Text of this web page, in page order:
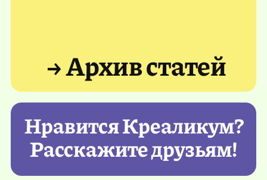
→ Архив статей
Нравится Креаликум?
Расскажите друзьям!